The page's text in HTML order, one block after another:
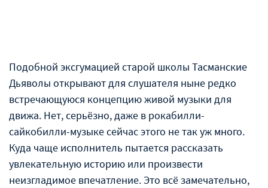
Подобной эксгумацией старой школы Тасманские
Дьяволы открывают для слушателя ныне редко
встречающуюся концепцию живой музыки для
движа. Нет, серьёзно, даже в рокабилли-
сайкобилли-музыке сейчас этого не так уж много.
Куда чаще исполнитель пытается рассказать
увлекательную историю или произвести
неизгладимое впечатление. Это всё замечательно,